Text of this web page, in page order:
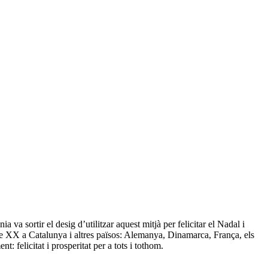
va sortir el desig d’utilitzar aquest mitjà per felicitar el Nadal i
XX a Catalunya i altres països: Alemanya, Dinamarca, França, els
felicitat i prosperitat per a tots i tothom.